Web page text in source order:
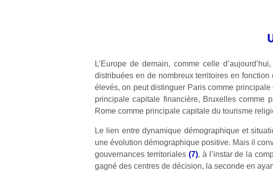
L’Europe de demain, comme celle
distribuées en de nombreux territoires en
élevés, on peut distinguer Paris comme
principale capitale financière, Bruxelles comme
Rome comme principale capitale du tourisme
Le lien entre dynamique démographique et
une évolution démographique positive. Mais il
gouvernances territoriales (7), à l’instar de la
gagné des centres de décision, la seconde en